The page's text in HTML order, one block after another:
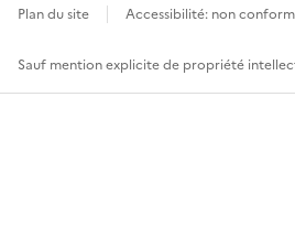
Plan du site Accessibilité: non
Sauf mention explicite de propriété